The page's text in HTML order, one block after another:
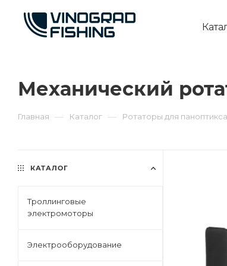
Механический
Главная — Каталог — Ротаторы для паноптикса
КАТАЛОГ
Троллинговые
электромоторы
Электрооборудование